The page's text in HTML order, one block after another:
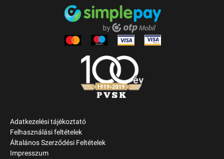
Adatkezelési tájékoztató
Felhasználási feltételek
Általános Szerződési Feltételek
Impresszum